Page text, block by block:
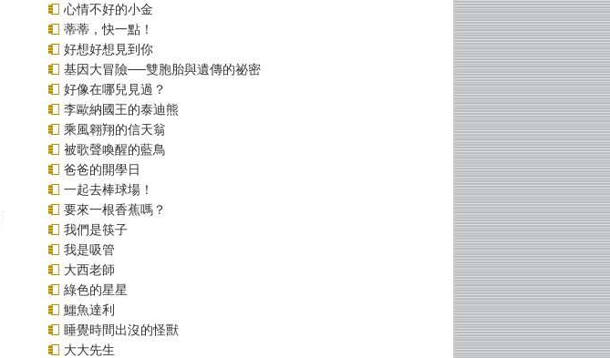
心情不好的小金
蒂蒂，快一點！
好想好想見到你
基因大冒險──雙胞胎與遺傳的祕密
好像在哪兒見過？
李歐納國王的泰迪熊
乘風翱翔的信天翁
被歌聲喚醒的藍鳥
爸爸的開學日
一起去棒球場！
要來一根香蕉嗎？
我們是筷子
我是吸管
大西老師
綠色的星星
鱷魚達利
睡覺時間出沒的怪獸
大大先生